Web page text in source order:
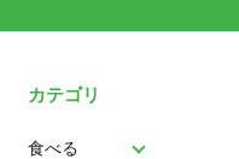
カテゴリ
食べる